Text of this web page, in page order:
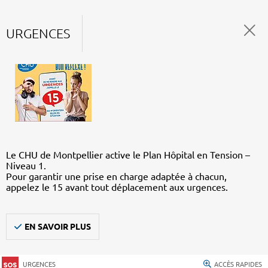
URGENCES
Le CHU de Montpellier active le Plan Hôpital en Tension –
Niveau 1.
Pour garantir une prise en charge adaptée à chacun,
appelez le 15 avant tout déplacement aux urgences.
EN SAVOIR PLUS
URGENCES ACCÈS RAPIDES